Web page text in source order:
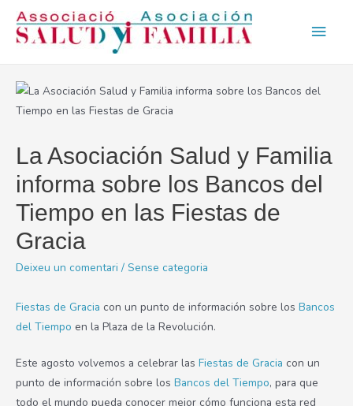
La Asociación Salud y Familia
informa sobre los Bancos del
Tiempo en las Fiestas de
Gracia
Deixeu un comentari / Sense categoria
Fiestas de Gracia con un punto de información sobre los Bancos
del Tiempo en la Plaza de la Revolución.
Este agosto volvemos a celebrar las Fiestas de Gracia con un
punto de información sobre los Bancos del Tiempo, para que
todo el mundo pueda conocer mejor cómo funciona esta red